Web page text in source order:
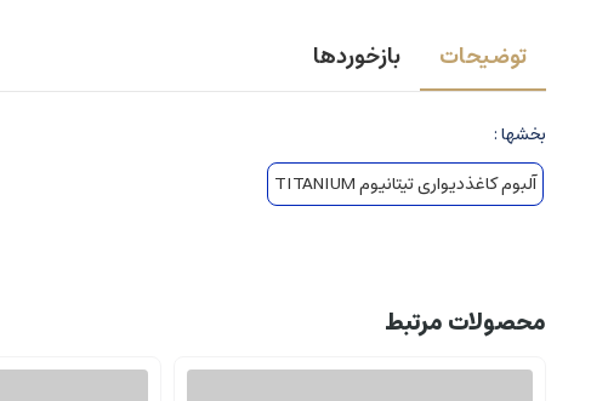
توضیحات بازخوردها
بخشها :
آلبوم کاغذدیواری تیتانیوم TITANIUM
محصولات مرتبط